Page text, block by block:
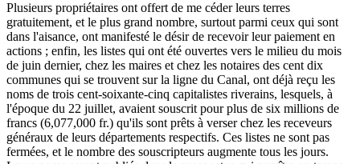
Plusieurs propriétaires ont offert de me céder leurs terres
gratuitement, et le plus grand nombre, surtout parmi ceux qui sont
dans l'aisance, ont manifesté le désir de recevoir leur paiement en
actions ; enfin, les listes qui ont été ouvertes vers le milieu du mois
de juin dernier, chez les maires et chez les notaires des cent dix
communes qui se trouvent sur la ligne du Canal, ont déjà reçu les
noms de trois cent-soixante-cinq capitalistes riverains, lesquels, à
l'époque du 22 juillet, avaient souscrit pour plus de six millions de
francs (6,077,000 fr.) qu'ils sont prêts à verser chez les receveurs
généraux de leurs départements respectifs. Ces listes ne sont pas
fermées, et le nombre des souscripteurs augmente tous les jours.